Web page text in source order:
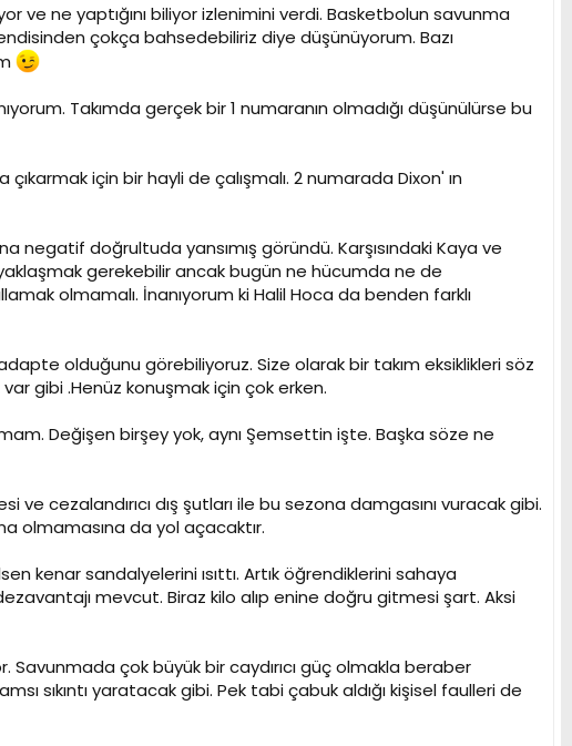
ve ne yaptığını biliyor izlenimini verdi. Basketbolun savunma
çokça bahsedebiliriz diye düşünüyorum. Bazı
Takımda gerçek bir 1 numaranın olmadığı düşünülürse bu
için bir hayli de çalışmalı. 2 numarada Dixon' ın
doğrultuda yansımış göründü. Karşısındaki Kaya ve
gerekebilir ancak bugün ne hücumda ne de
olmamalı. İnanıyorum ki Halil Hoca da benden farklı
olduğunu görebiliyoruz. Size olarak bir takım eksiklikleri söz
gibi .Henüz konuşmak için çok erken.
Değişen birşey yok, aynı Şemsettin işte. Başka söze ne
cezalandırıcı dış şutları ile bu sezona damgasını vuracak gibi.
olmamasına da yol açacaktır.
kenar sandalyelerini ısıttı. Artık öğrendiklerini sahaya
mevcut. Biraz kilo alıp enine doğru gitmesi şart. Aksi
çok büyük bir caydırıcı güç olmakla beraber
sıkıntı yaratacak gibi. Pek tabi çabuk aldığı kişisel faulleri de